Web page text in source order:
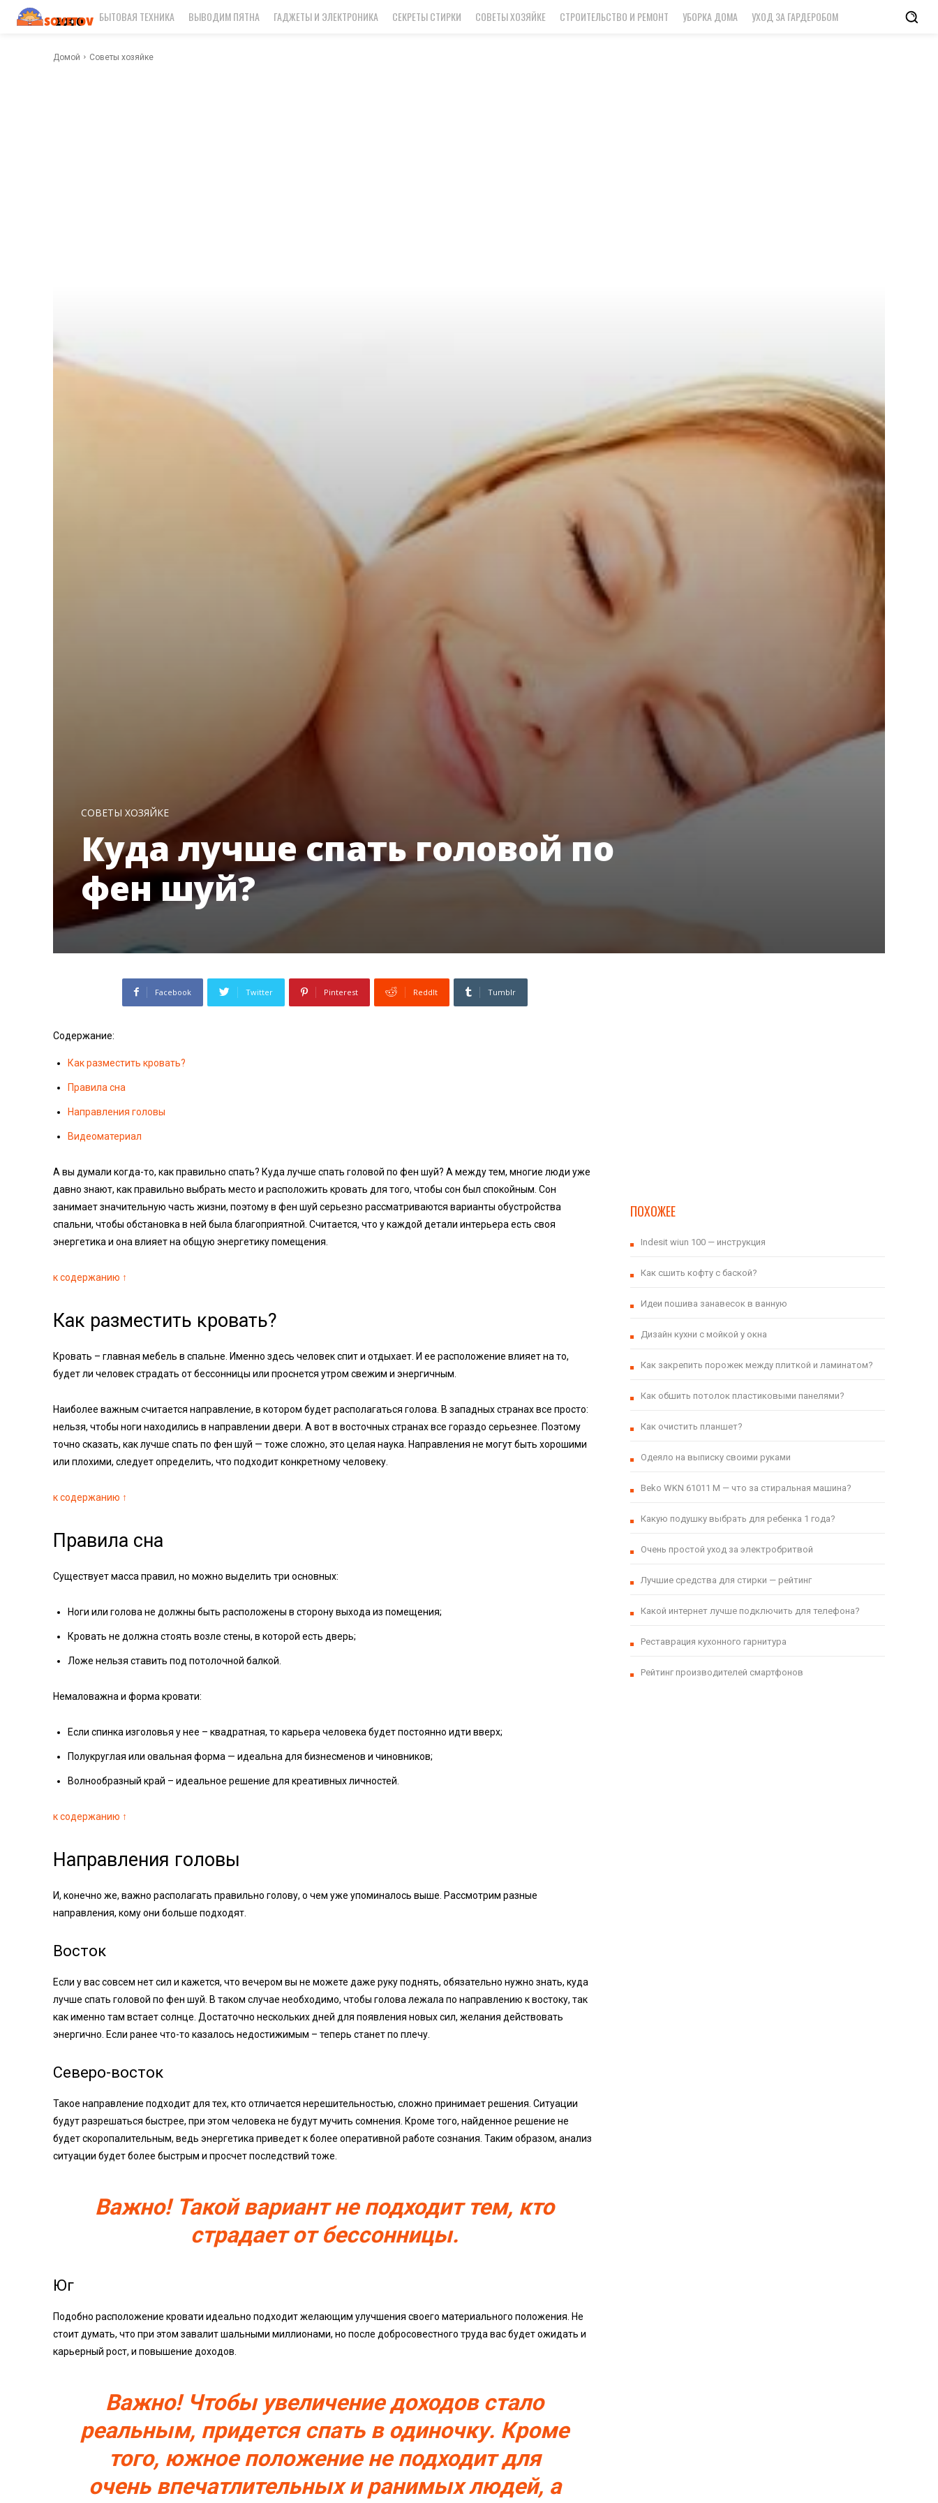
БЫТОВАЯ ТЕХНИКА ВЫВОДИМ ПЯТНА ГАДЖЕТЫ И ЭЛЕКТРОНИКА СЕКРЕТЫ СТИРКИ СОВЕТЫ ХОЗЯЙКЕ СТРОИТЕЛЬСТВО И РЕМОНТ УБОРКА ДОМА УХОД ЗА ГАРДЕРОБОМ
Домой Советы хозяйке
СОВЕТЫ ХОЗЯЙКЕ
Куда лучше спать головой по
фен шуй?
Facebook Twitter Pinterest ReddIt Tumblr
Содержание:
Как разместить кровать?
Правила сна
Направления головы
Видеоматериал
А вы думали когда-то, как правильно спать? Куда лучше спать головой по фен шуй? А между тем, многие люди уже
давно знают, как правильно выбрать место и расположить кровать для того, чтобы сон был спокойным. Сон
занимает значительную часть жизни, поэтому в фен шуй серьезно рассматриваются варианты обустройства
спальни, чтобы обстановка в ней была благоприятной. Считается, что у каждой детали интерьера есть своя
энергетика и она влияет на общую энергетику помещения.
к содержанию ↑
Как разместить кровать?
Кровать – главная мебель в спальне. Именно здесь человек спит и отдыхает. И ее расположение влияет на то,
будет ли человек страдать от бессонницы или проснется утром свежим и энергичным.
Наиболее важным считается направление, в котором будет располагаться голова. В западных странах все просто:
нельзя, чтобы ноги находились в направлении двери. А вот в восточных странах все гораздо серьезнее. Поэтому
точно сказать, как лучше спать по фен шуй — тоже сложно, это целая наука. Направления не могут быть хорошими
или плохими, следует определить, что подходит конкретному человеку.
к содержанию ↑
Правила сна
Существует масса правил, но можно выделить три основных:
Ноги или голова не должны быть расположены в сторону выхода из помещения;
Кровать не должна стоять возле стены, в которой есть дверь;
Ложе нельзя ставить под потолочной балкой.
Немаловажна и форма кровати:
Если спинка изголовья у нее – квадратная, то карьера человека будет постоянно идти вверх;
Полукруглая или овальная форма — идеальна для бизнесменов и чиновников;
Волнообразный край – идеальное решение для креативных личностей.
к содержанию ↑
Направления головы
И, конечно же, важно располагать правильно голову, о чем уже упоминалось выше. Рассмотрим разные
направления, кому они больше подходят.
Восток
Если у вас совсем нет сил и кажется, что вечером вы не можете даже руку поднять, обязательно нужно знать, куда
лучше спать головой по фен шуй. В таком случае необходимо, чтобы голова лежала по направлению к востоку, так
как именно там встает солнце. Достаточно нескольких дней для появления новых сил, желания действовать
энергично. Если ранее что-то казалось недостижимым – теперь станет по плечу.
Северо-восток
Такое направление подходит для тех, кто отличается нерешительностью, сложно принимает решения. Ситуации
будут разрешаться быстрее, при этом человека не будут мучить сомнения. Кроме того, найденное решение не
будет скоропалительным, ведь энергетика приведет к более оперативной работе сознания. Таким образом, анализ
ситуации будет более быстрым и просчет последствий тоже.
Важно! Такой вариант не подходит тем, кто
страдает от бессонницы.
Юг
Подобно расположение кровати идеально подходит желающим улучшения своего материального положения. Не
стоит думать, что при этом завалит шальными миллионами, но после добросовестного труда вас будет ожидать и
карьерный рост, и повышение доходов.
Важно! Чтобы увеличение доходов стало
реальным, придется спать в одиночку. Кроме
того, южное положение не подходит для
очень впечатлительных и ранимых людей, а
ПОХОЖЕЕ
Indesit wiun 100 — инструкция
Как сшить кофту с баской?
Идеи пошива занавесок в ванную
Дизайн кухни с мойкой у окна
Как закрепить порожек между плиткой и ламинатом?
Как обшить потолок пластиковыми панелями?
Как очистить планшет?
Одеяло на выписку своими руками
Beko WKN 61011 M — что за стиральная машина?
Какую подушку выбрать для ребенка 1 года?
Очень простой уход за электробритвой
Лучшие средства для стирки — рейтинг
Какой интернет лучше подключить для телефона?
Реставрация кухонного гарнитура
Рейтинг производителей смартфонов